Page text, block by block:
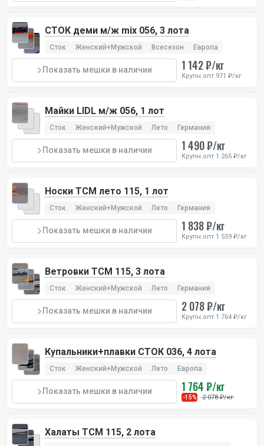
СТОК деми м/ж mix 056, 3 лота
Сток Женский+Мужской Всесезон Европа
Показать мешки в наличии 1 142 ₽/кг
Крупн.опт 971 ₽/кг
Майки LIDL м/ж 056, 1 лот
Сток Женский+Мужской Лето Германия
Показать мешки в наличии 1 490 ₽/кг
Крупн.опт 1 265 ₽/кг
Носки TCM лето 115, 1 лот
Сток Женский+Мужской Лето Германия
Показать мешки в наличии 1 838 ₽/кг
Крупн.опт 1 559 ₽/кг
Ветровки TCM 115, 3 лота
Сток Женский+Мужской Лето Германия
Показать мешки в наличии 2 078 ₽/кг
Крупн.опт 1 764 ₽/кг
Купальники+плавки СТОК 036, 4 лота
Сток Женский+Мужской Лето Европа
Показать мешки в наличии 1 764 ₽/кг
-15% 2 078 ₽/кг
Халаты TCM 115, 2 лота